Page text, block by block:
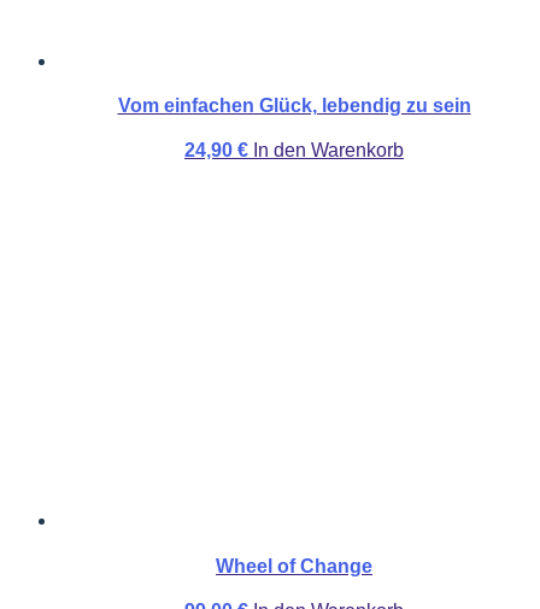
Vom einfachen Glück, lebendig zu sein
24,90 € In den Warenkorb
Wheel of Change